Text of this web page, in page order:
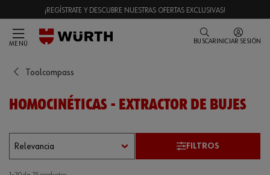
¡REGÍSTRATE Y DESCUBRE NUESTRAS OFERTAS EXCLUSIVAS!
MENÚ BUSCAR INICIAR SESIÓN
Toolcompass
HOMOCINÉTICAS - EXTRACTOR DE BUJES
FILTROS